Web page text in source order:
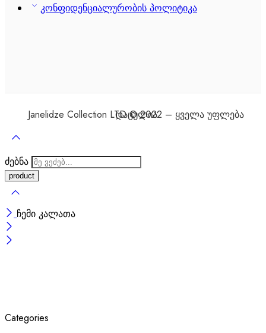
კონფიდენციალურობის პოლიტიკა
Janelidze Collection LTD © 2022 – ყველა უფლება დაცულია
ძებნა
ჩემი კალათა
Categories